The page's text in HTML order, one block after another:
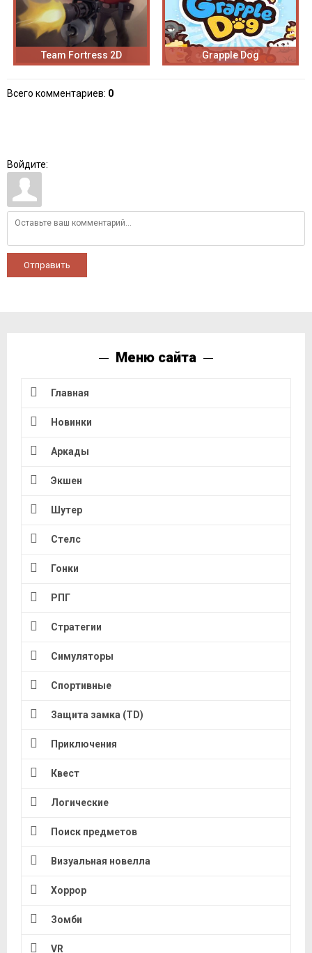
Team Fortress 2D Grapple Dog
Всего комментариев: 0
Войдите:
Отправить
Меню сайта
Главная
Новинки
Аркады
Экшен
Шутер
Стелс
Гонки
РПГ
Стратегии
Симуляторы
Спортивные
Защита замка (TD)
Приключения
Квест
Логические
Поиск предметов
Визуальная новелла
Хоррор
Зомби
VR